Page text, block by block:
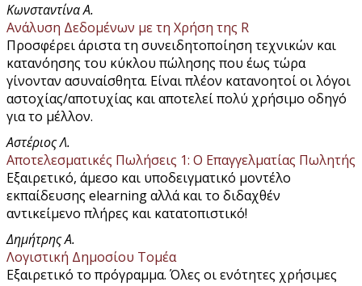
Κωνσταντίνα Α.
Ανάλυση Δεδομένων με τη Χρήση της R
Προσφέρει άριστα τη συνειδητοποίηση τεχνικών και
κατανόησης του κύκλου πώλησης που έως τώρα
γίνονταν ασυναίσθητα. Είναι πλέον κατανοητοί οι λόγοι
αστοχίας/αποτυχίας και αποτελεί πολύ χρήσιμο οδηγό
για το μέλλον.
Αστέριος Λ.
Αποτελεσματικές Πωλήσεις 1: Ο Επαγγελματίας Πωλητής
Εξαιρετικό, άμεσο και υποδειγματικό μοντέλο
εκπαίδευσης elearning αλλά και το διδαχθέν
αντικείμενο πλήρες και κατατοπιστικό!
Δημήτρης Α.
Λογιστική Δημοσίου Τομέα
Εξαιρετικό το πρόγραμμα. Όλες οι ενότητες χρήσιμες